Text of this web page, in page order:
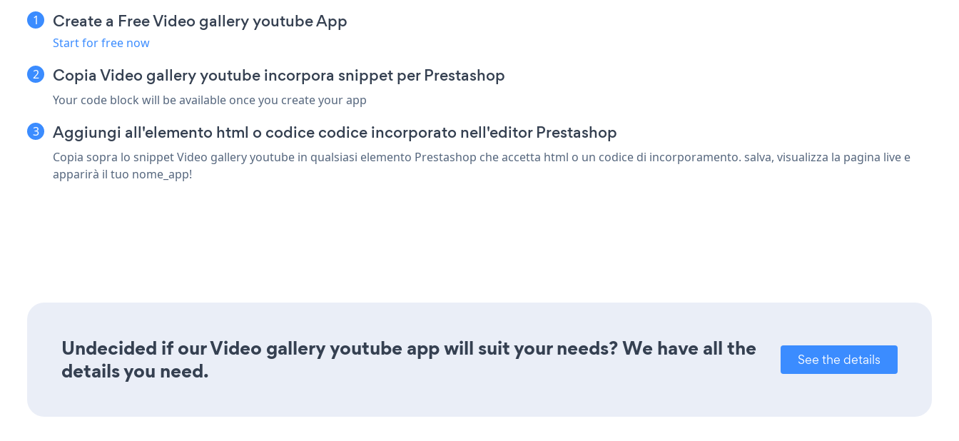
Create a Free Video gallery youtube App
Start for free now
Copia Video gallery youtube incorpora snippet per Prestashop
Your code block will be available once you create your app
Aggiungi all'elemento html o codice codice incorporato nell'editor Prestashop
Copia sopra lo snippet Video gallery youtube in qualsiasi elemento Prestashop che accetta html o un codice di incorporamento. salva, visualizza la pagina live e
apparirà il tuo nome_app!
Undecided if our Video gallery youtube app will suit your needs? We have all the
details you need.
See the details